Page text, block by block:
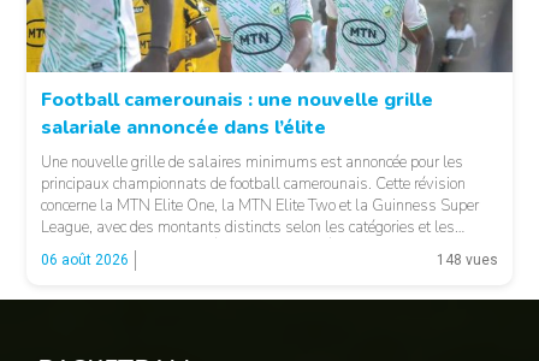
Football camerounais : une nouvelle grille
salariale annoncée dans l’élite
Une nouvelle grille de salaires minimums est annoncée pour les
principaux championnats de football camerounais. Cette révision
concerne la MTN Elite One, la MTN Elite Two et la Guinness Super
League, avec des montants distincts selon les catégories et les
fonctions. LA SUITE APRÈS LA PUBLICITÉ Selon les informations
relayées par Allez Les Lions, […]
06 août 2026 148 vues